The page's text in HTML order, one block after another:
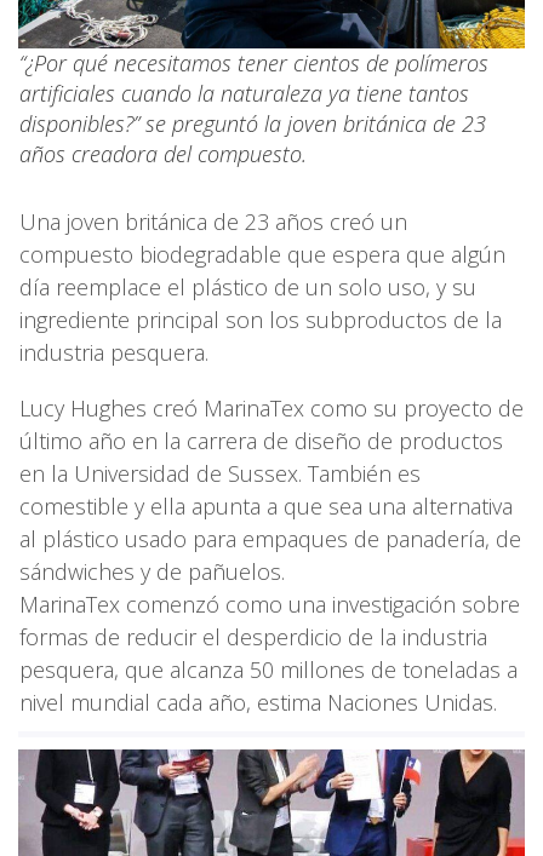
“¿Por qué necesitamos tener cientos de polímeros
artificiales cuando la naturaleza ya tiene tantos
disponibles?” se preguntó la joven británica de 23
años creadora del compuesto.
Una joven británica de 23 años creó un
compuesto biodegradable que espera que algún
día reemplace el plástico de un solo uso, y su
ingrediente principal son los subproductos de la
industria pesquera.
Lucy Hughes creó MarinaTex como su proyecto de
último año en la carrera de diseño de productos
en la Universidad de Sussex. También es
comestible y ella apunta a que sea una alternativa
al plástico usado para empaques de panadería, de
sándwiches y de pañuelos.
MarinaTex comenzó como una investigación sobre
formas de reducir el desperdicio de la industria
pesquera, que alcanza 50 millones de toneladas a
nivel mundial cada año, estima Naciones Unidas.